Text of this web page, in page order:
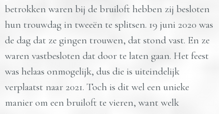
betrokken waren bij de bruiloft hebben zij besloten
hun trouwdag in tweeën te splitsen. 19 juni 2020 was
de dag dat ze gingen trouwen, dat stond vast. En ze
waren vastbesloten dat door te laten gaan. Het feest
was helaas onmogelijk, dus die is uiteindelijk
verplaatst naar 2021. Toch is dit wel een unieke
manier om een bruiloft te vieren, want welk